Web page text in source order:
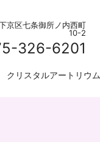
京区七条御所ノ内西町
10-2
326-6201
クリスタルアートリウム